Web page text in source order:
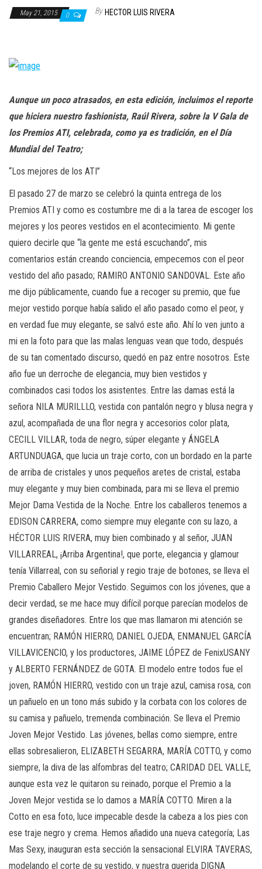
May 21, 2015 0 By HECTOR LUIS RIVERA
Aunque un poco atrasados, en esta edición, incluimos el reporte
que hiciera nuestro fashionista, Raúl Rivera, sobre la V Gala de
los Premios ATI, celebrada, como ya es tradición, en el Día
Mundial del Teatro;
“Los mejores de los ATI”
El pasado 27 de marzo se celebró la quinta entrega de los
Premios ATI y como es costumbre me di a la tarea de escoger los
mejores y los peores vestidos en el acontecimiento. Mi gente
quiero decirle que “la gente me está escuchando”, mis
comentarios están creando conciencia, empecemos con el peor
vestido del año pasado; RAMIRO ANTONIO SANDOVAL. Este año
me dijo públicamente, cuando fue a recoger su premio, que fue
mejor vestido porque había salido el año pasado como el peor, y
en verdad fue muy elegante, se salvó este año. Ahí lo ven junto a
mi en la foto para que las malas lenguas vean que todo, después
de su tan comentado discurso, quedó en paz entre nosotros. Este
año fue un derroche de elegancia, muy bien vestidos y
combinados casi todos los asistentes. Entre las damas está la
señora NILA MURILLLO, vestida con pantalón negro y blusa negra y
azul, acompañada de una flor negra y accesorios color plata,
CECILL VILLAR, toda de negro, súper elegante y ÁNGELA
ARTUNDUAGA, que lucia un traje corto, con un bordado en la parte
de arriba de cristales y unos pequeños aretes de cristal, estaba
muy elegante y muy bien combinada, para mi se lleva el premio
Mejor Dama Vestida de la Noche. Entre los caballeros tenemos a
EDISON CARRERA, como siempre muy elegante con su lazo, a
HÉCTOR LUIS RIVERA, muy bien combinado y al señor, JUAN
VILLARREAL, ¡Arriba Argentina!, que porte, elegancia y glamour
tenía Villarreal, con su señorial y regio traje de botones, se lleva el
Premio Caballero Mejor Vestido. Seguimos con los jóvenes, que a
decir verdad, se me hace muy difícil porque parecían modelos de
grandes diseñadores. Entre los que mas llamaron mi atención se
encuentran; RAMÓN HIERRO, DANIEL OJEDA, ENMANUEL GARCÍA
VILLAVICENCIO, y los productores, JAIME LÓPEZ de FenixUSANY
y ALBERTO FERNÁNDEZ de GOTA. El modelo entre todos fue el
joven, RAMÓN HIERRO, vestido con un traje azul, camisa rosa, con
un pañuelo en un tono más subido y la corbata con los colores de
su camisa y pañuelo, tremenda combinación. Se lleva el Premio
Joven Mejor Vestido. Las jóvenes, bellas como siempre, entre
ellas sobresalieron, ELIZABETH SEGARRA, MARÍA COTTO, y como
siempre, la diva de las alfombras del teatro; CARIDAD DEL VALLE,
aunque esta vez le quitaron su reinado, porque el Premio a la
Joven Mejor vestida se lo damos a MARÍA COTTO. Miren a la
Cotto en esa foto, luce impecable desde la cabeza a los pies con
ese traje negro y crema. Hemos añadido una nueva categoría; Las
Mas Sexy, inauguran esta sección la sensacional ELVIRA TAVERAS,
modelando el corte de su vestido, y nuestra querida DIGNA